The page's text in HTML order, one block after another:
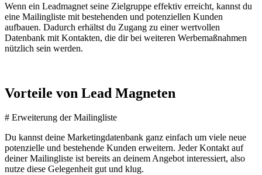
Wenn ein Leadmagnet seine Zielgruppe effektiv erreicht, kannst du
eine Mailingliste mit bestehenden und potenziellen Kunden
aufbauen. Dadurch erhältst du Zugang zu einer wertvollen
Datenbank mit Kontakten, die dir bei weiteren Werbemaßnahmen
nützlich sein werden.
Vorteile von Lead Magneten
# Erweiterung der Mailingliste
Du kannst deine Marketingdatenbank ganz einfach um viele neue
potenzielle und bestehende Kunden erweitern. Jeder Kontakt auf
deiner Mailingliste ist bereits an deinem Angebot interessiert, also
nutze diese Gelegenheit gut und klug.